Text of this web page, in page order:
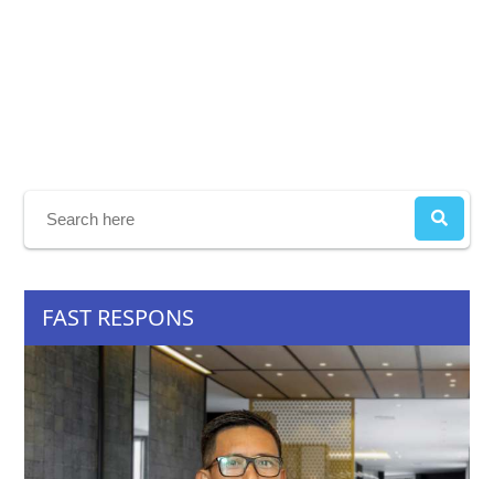
FAST RESPONS